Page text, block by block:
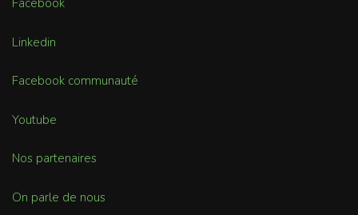
Facebook
Linkedin
Facebook communauté
Youtube
Nos partenaires
On parle de nous